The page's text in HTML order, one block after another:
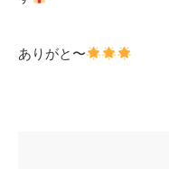
ありがと〜